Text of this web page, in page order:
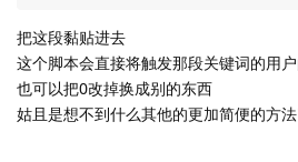
把这段黏贴进去
这个脚本会直接将触发那段关键词的用
也可以把0改掉换成别的东西
姑且是想不到什么其他的更加简便的方